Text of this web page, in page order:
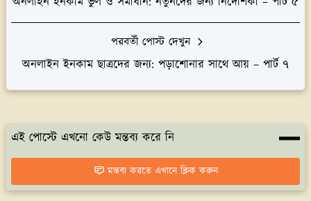
পরবর্তী পোস্ট দেখুন
অনলাইন ইনকাম ছাত্রদের জন্য: পড়াশোনার সাথে আয় – পার্ট ৭
এই পোস্টে এখনো কেউ মন্তব্য করে নি
মন্তব্য করতে এখানে ক্লিক করুন